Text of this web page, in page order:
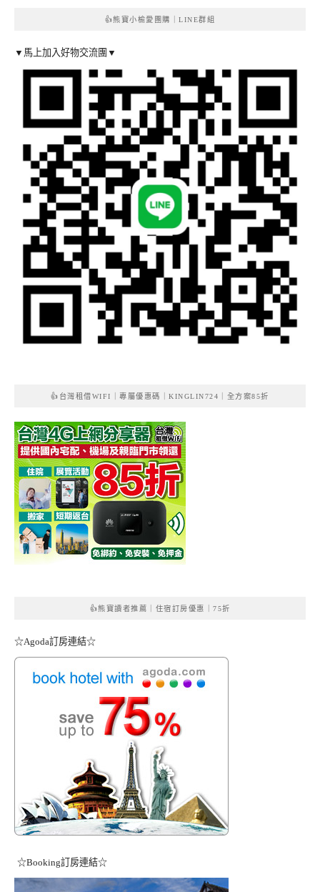
👍熊寶小榆愛團購｜LINE群組
▼馬上加入好物交流團▼
👍台灣租借WIFI｜專屬優惠碼｜KINGLIN724｜全方案85折
👍熊寶讀者推薦｜住宿訂房優惠｜75折
☆Agoda訂房連結☆
☆Booking訂房連結☆